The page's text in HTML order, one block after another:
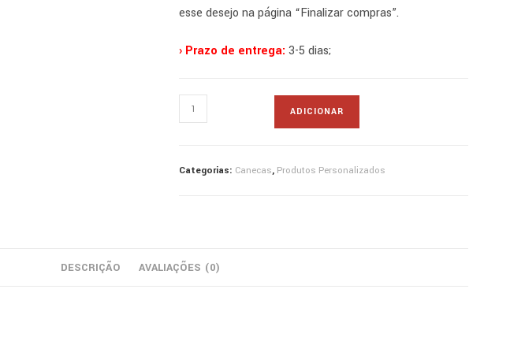
esse desejo na página “Finalizar compras”.
› Prazo de entrega: 3-5 dias;
Quantidade
de
ADICIONAR
Categorias: Canecas, Produtos Personalizados
DESCRIÇÃO AVALIAÇÕES (0)